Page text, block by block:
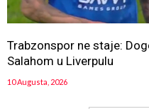
Trabzonspor ne staje:
Salahom u Liverpulu
10 Augusta, 2026